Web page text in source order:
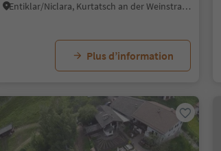
Entiklar/Niclara, Kurtatsch an der Weinstraße/Cortaccia sulla Strada del Vino, Alto Adige Wine Road
Plus d’information